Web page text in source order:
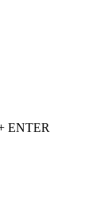
ENTER